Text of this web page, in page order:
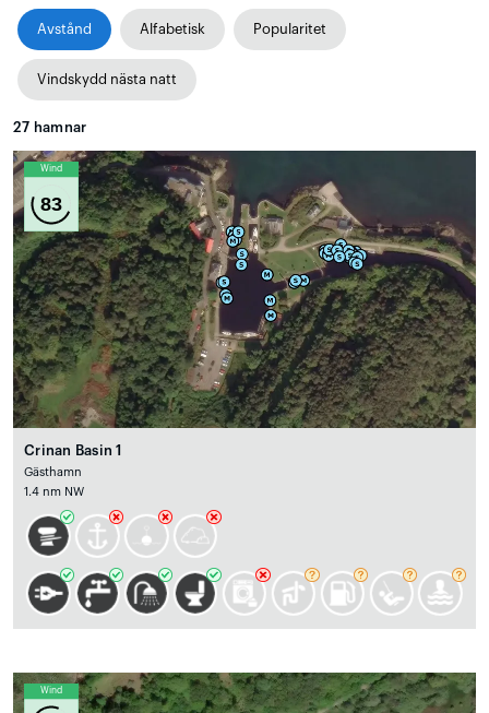
Avstånd Alfabetisk Popularitet
Vindskydd nästa natt
27 hamnar
Wind
83
Crinan Basin 1
Gästhamn
1.4 nm NW
Wind